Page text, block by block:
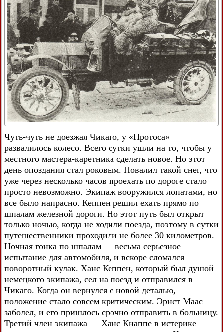
Чуть-чуть не доезжая Чикаго, у «Протоса»
развалилось колесо. Всего сутки ушли на то, чтобы у
местного мастера-каретника сделать новое. Но этот
день опоздания стал роковым. Повалил такой снег, что
уже через несколько часов проехать по дороге стало
просто невозможно. Экипаж вооружился лопатами, но
все было напрасно. Кеппен решил ехать прямо по
шпалам железной дороги. Но этот путь был открыт
только ночью, когда не ходили поезда, поэтому в сутки
путешественники проходили не более 30 километров.
Ночная гонка по шпалам — весьма серьезное
испытание для автомобиля, и вскоре сломался
поворотный кулак. Ханс Кеппен, который был душой
немецкого экипажа, сел на поезд и отправился в
Чикаго. Когда он вернулся с новой деталью,
положение стало совсем критическим. Эрнст Маас
заболел, и его пришлось срочно отправить в больницу.
Третий член экипажа — Ханс Кнаппе в истерике